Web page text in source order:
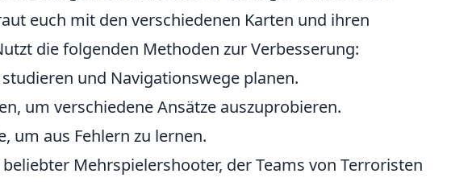
euch mit den verschiedenen Karten und ihren
die folgenden Methoden zur Verbesserung:
und Navigationswege planen.
um verschiedene Ansätze auszuprobieren.
um aus Fehlern zu lernen.
Mehrspielershooter, der Teams von Terroristen